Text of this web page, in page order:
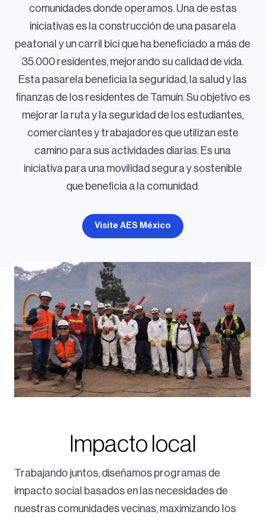
comunidades donde operamos. Una de estas
iniciativas es la construcción de una pasarela
peatonal y un carril bici que ha beneficiado a más de
35.000 residentes, mejorando su calidad de vida.
Esta pasarela beneficia la seguridad, la salud y las
finanzas de los residentes de Tamuín. Su objetivo es
mejorar la ruta y la seguridad de los estudiantes,
comerciantes y trabajadores que utilizan este
camino para sus actividades diarias. Es una
iniciativa para una movilidad segura y sostenible
que beneficia a la comunidad.
Visite AES México
Impacto local
Trabajando juntos, diseñamos programas de
impacto social basados en las necesidades de
nuestras comunidades vecinas, maximizando los